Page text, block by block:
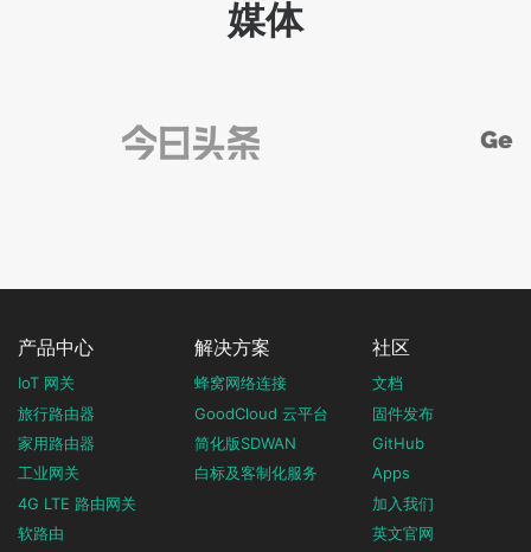
媒体
产品中心
IoT 网关
旅行路由器
家用路由器
工业网关
4G LTE 路由网关
软路由
解决方案
蜂窝网络连接
GoodCloud 云平台
简化版SDWAN
白标及客制化服务
社区
文档
固件发布
GitHub
Apps
加入我们
英文官网